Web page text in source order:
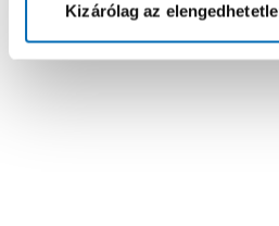
Kizárólag az